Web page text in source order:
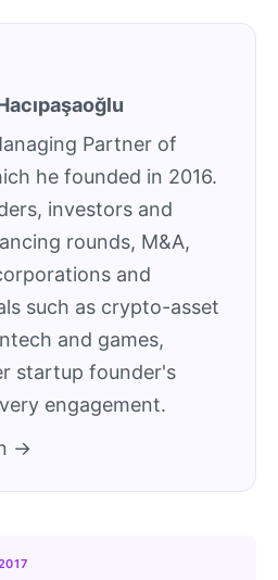
Partner of
he founded in 2016.
investors and
rounds, M&A,
and
such as crypto-asset
and games,
startup founder's
engagement.
→